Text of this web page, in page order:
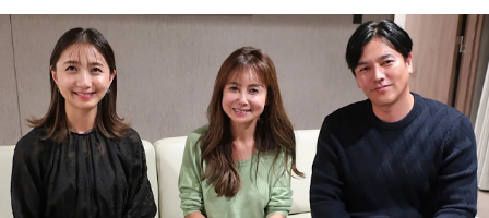
お知らせ
イベント・グッズ
YouTube
会社情報